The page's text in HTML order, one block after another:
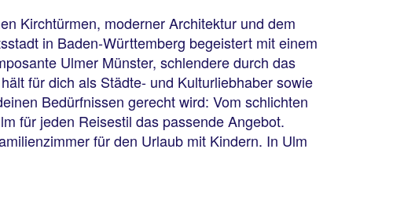
Kirchtürmen, moderner Architektur und dem
in Baden-Württemberg begeistert mit einem
Ulmer Münster, schlendere durch das
für dich als Städte- und Kulturliebhaber sowie
Bedürfnissen gerecht wird: Vom schlichten
für jeden Reisestil das passende Angebot.
für den Urlaub mit Kindern. In Ulm